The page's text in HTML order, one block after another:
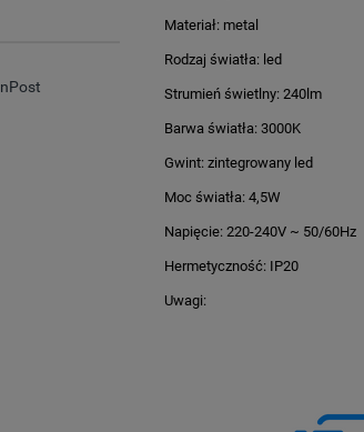
Materiał: metal
Rodzaj światła: led
Strumień świetlny: 240lm
Barwa światła: 3000K
Gwint: zintegrowany led
Moc światła: 4,5W
Napięcie: 220-240V ~ 50/60Hz
Hermetyczność: IP20
Uwagi: